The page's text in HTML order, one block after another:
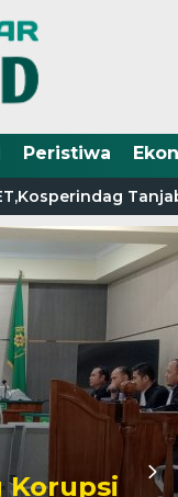
Peristiwa
Korupsi